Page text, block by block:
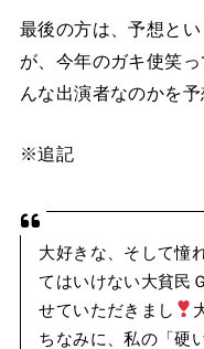
最後の方は、予想と
が、今年のガキ使笑
んな出演者なのかを
※追記
大好きな、そして憧
てはいけない大貧民
せていただきまし
ちなみに、私の「硬